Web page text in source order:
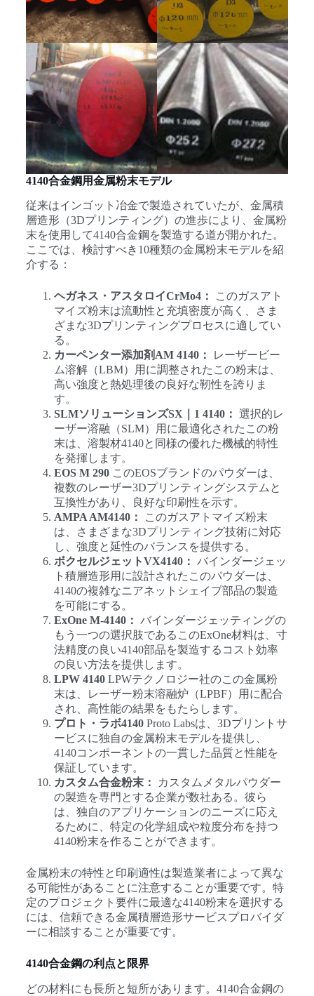
4140合金鋼用金属粉末モデル
従来はインゴット冶金で製造されていたが、金属積
層造形（3Dプリンティング）の進歩により、金属粉
末を使用して4140合金鋼を製造する道が開かれた。
ここでは、検討すべき10種類の金属粉末モデルを紹
介する：
ヘガネス・アスタロイCrMo4：
このガスアト
マイズ粉末は流動性と充填密度が高く、さま
ざまな3Dプリンティングプロセスに適してい
る。
カーペンター添加剤AM 4140：
レーザービー
ム溶解（LBM）用に調整されたこの粉末は、
高い強度と熱処理後の良好な靭性を誇りま
す。
SLMソリューションズSX｜1 4140： 選択的レ
ーザー溶融（SLM）用に最適化されたこの粉
末は、溶製材4140と同様の優れた機械的特性
を発揮します。
EOS M 290このEOSブランドのパウダーは、
複数のレーザー3Dプリンティングシステムと
互換性があり、良好な印刷性を示す。
AMPA AM4140：
このガスアトマイズ粉末
は、さまざまな3Dプリンティング技術に対応
し、強度と延性のバランスを提供する。
ボクセルジェットVX4140： バインダージェッ
ト積層造形用に設計されたこのパウダーは、
4140の複雑なニアネットシェイプ部品の製造
を可能にする。
ExOne M-4140： バインダージェッティングの
もう一つの選択肢であるこのExOne材料は、寸
法精度の良い4140部品を製造するコスト効率
の良い方法を提供します。
LPW 4140LPWテクノロジー社のこの金属粉
末は、レーザー粉末溶融炉（LPBF）用に配合
され、高性能の結果をもたらします。
プロト・ラボ4140Proto Labsは、3Dプリントサ
ービスに独自の金属粉末モデルを提供し、
4140コンポーネントの一貫した品質と性能を
保証しています。
カスタム合金粉末：
カスタムメタルパウダー
の製造を専門とする企業が数社ある。彼ら
は、独自のアプリケーションのニーズに応え
るために、特定の化学組成や粒度分布を持つ
4140粉末を作ることができます。
金属粉末の特性と印刷適性は製造業者によって異な
る可能性があることに注意することが重要です。特
定のプロジェクト要件に最適な4140粉末を選択する
には、信頼できる金属積層造形サービスプロバイダ
ーに相談することが重要です。
4140合金鋼の利点と限界
どの材料にも長所と短所があります。4140合金鋼の